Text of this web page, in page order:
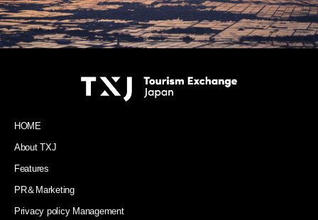
HOME
About TXJ
Features
PR＆Marketing
Privacy policy Management